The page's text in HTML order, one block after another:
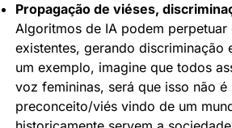
Propagação de viéses,
Algoritmos de IA podem
existentes, gerando discriminação
um exemplo, imagine que todos
voz femininas, será que isso não
preconceito/viés vindo de um